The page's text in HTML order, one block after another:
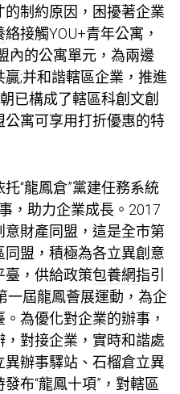
制約原因，困擾著企業
絡接觸YOU+青年公寓，
內的公寓單元，為兩邊
;并和諧轄區企業，推進
已構成了轄區科創文創
寓可享用打折優惠的特
“龍鳳倉”黨建任務系統
，助力企業成長。2017
財產同盟，這是全市第
盟，積極為各立異創意
臺，供給政策包養網指引
一屆龍鳳薈展運動，為企
為優化對企業的辦事，
對接企業，實時和諧處
辦事驛站、石榴倉立異
布“龍鳳十項”，對轄區